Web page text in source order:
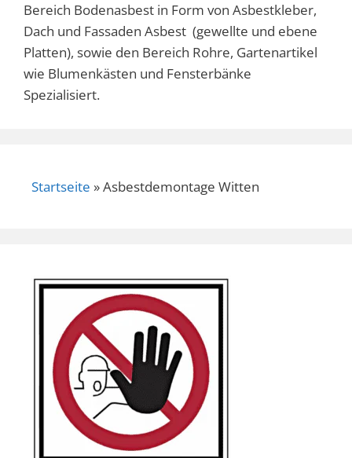
Bereich Bodenasbest in Form von Asbestkleber,
Dach und Fassaden Asbest (gewellte und ebene
Platten), sowie den Bereich Rohre, Gartenartikel
wie Blumenkästen und Fensterbänke
Spezialisiert.
Startseite »Asbestdemontage Witten